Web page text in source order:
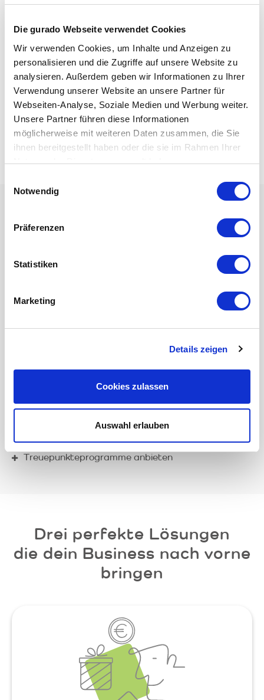
Die gurado Webseite verwendet Cookies
Wir verwenden Cookies, um Inhalte und Anzeigen zu
personalisieren und die Zugriffe auf unsere Website zu
analysieren. Außerdem geben wir Informationen zu Ihrer
Verwendung unserer Website an unsere Partner für
Webseiten-Analyse, Soziale Medien und Werbung weiter.
Unsere Partner führen diese Informationen
möglicherweise mit weiteren Daten zusammen, die Sie
ihnen bereitgestellt haben oder die sie im Rahmen Ihrer
Nutzung der Dienste gesammelt haben.
Notwendig
Präferenzen
Statistiken
Marketing
Details zeigen
Cookies zulassen
Auswahl erlauben
ausnutzen.
Dies geht ganz einfach, indem man Coupons nur mit
diesen Parametern einlösbar macht:
Einlösbar für eine Reise nach Spanien, ab Flughafen
Düsseldorf, nur zwischen November und Februar
nutzbar.
Bei der Buchung kommuniziert nun das
Buchungsportal mit dem gurado Couponing System
und erhält die Freigabe, wenn alle Parameter stimmen.
Der Kunde kann den Gutschein einlösen und seine
Reise für den reduzierten Preis buchen.
Weitere gurado Funktionen,
die dich beim Couponing
unterstützen werden.
Coupon-Kampagnen gestalten
Gutscheinverwaltung
Versand per E-Mail & Post
Gutschein Einlösen per App
Treuepunkteprogramme anbieten
Drei perfekte Lösungen
die dein Business nach vorne
bringen